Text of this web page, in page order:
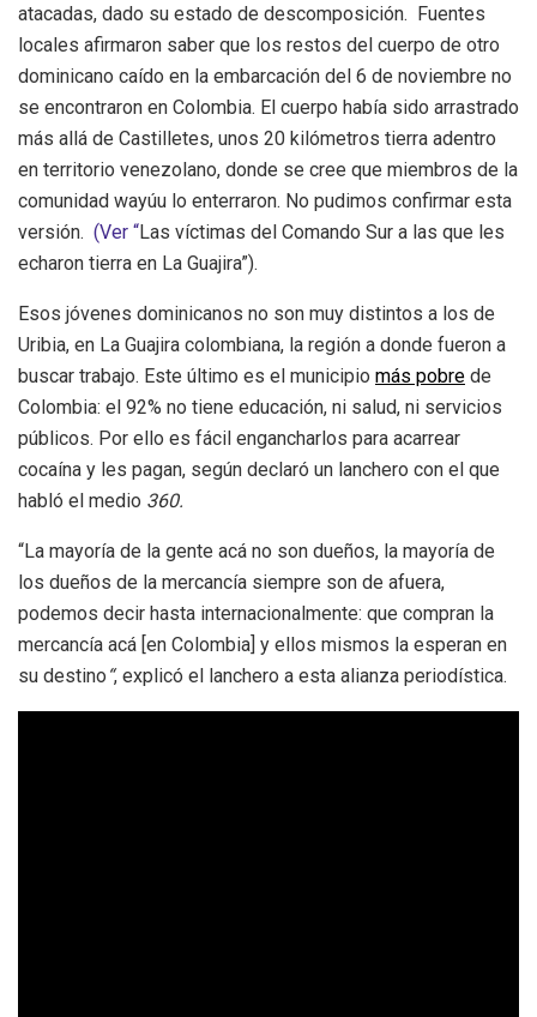
atacadas, dado su estado de descomposición. Fuentes
locales afirmaron saber que los restos del cuerpo de otro
dominicano caído en la embarcación del 6 de noviembre no
se encontraron en Colombia. El cuerpo había sido arrastrado
más allá de Castilletes, unos 20 kilómetros tierra adentro
en territorio venezolano, donde se cree que miembros de la
comunidad wayúu lo enterraron. No pudimos confirmar esta
versión. (Ver “Las víctimas del Comando Sur a las que les
echaron tierra en La Guajira”).
Esos jóvenes dominicanos no son muy distintos a los de
Uribia, en La Guajira colombiana, la región a donde fueron a
buscar trabajo. Este último es el municipio más pobre de
Colombia: el 92% no tiene educación, ni salud, ni servicios
públicos. Por ello es fácil engancharlos para acarrear
cocaína y les pagan, según declaró un lanchero con el que
habló el medio 360.
“La mayoría de la gente acá no son dueños, la mayoría de
los dueños de la mercancía siempre son de afuera,
podemos decir hasta internacionalmente: que compran la
mercancía acá [en Colombia] y ellos mismos la esperan en
su destino “, explicó el lanchero a esta alianza periodística.